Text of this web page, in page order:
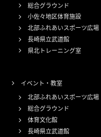
総合グラウンド
小佐々地区体育施設
北部ふれあいスポーツ広場
長崎県立武道館
県北トレーニング室
イベント・教室
北部ふれあいスポーツ広場
総合グラウンド
体育文化館
長崎県立武道館